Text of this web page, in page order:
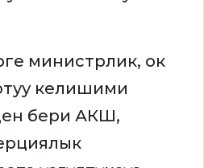
министрлик, ок
келишими
бери АКШ,